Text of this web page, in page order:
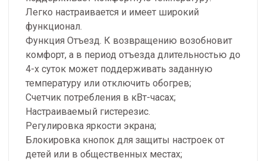
Легко настраивается и имеет широкий
функционал.
Функция Отъезд. К возвращению возобновит
комфорт, а в период отъезда длительностью до
4-х суток может поддерживать заданную
температуру или отключить обогрев;
Счетчик потребления в кВт-часах;
Настраиваемый гистерезис.
Регулировка яркости экрана;
Блокировка кнопок для защиты настроек от
детей или в общественных местах;